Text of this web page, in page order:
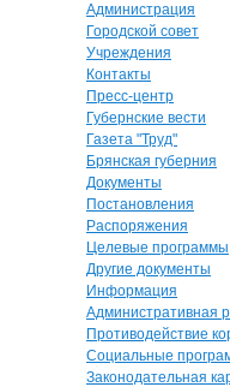
Администрация
Городской совет
Учреждения
Контакты
Пресс-центр
Губернские вести
Газета "Труд"
Брянская губерния
Документы
Постановления
Распоряжения
Целевые программы
Другие документы
Информация
Административная
Противодействие
Социальные
Законодательная